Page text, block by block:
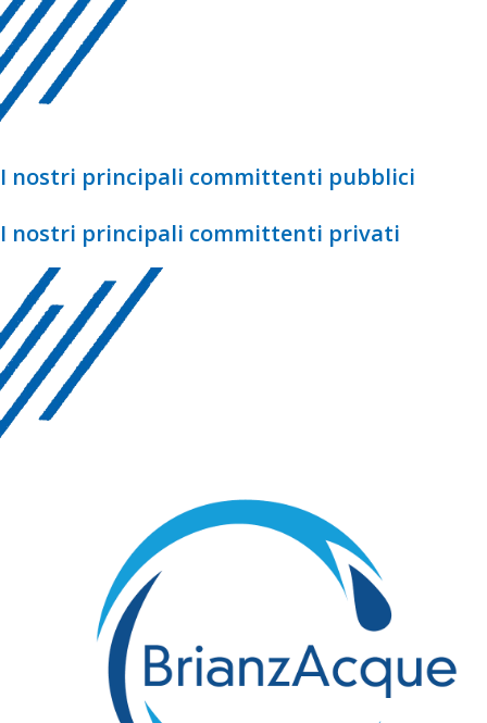
I nostri principali committenti pubblici
I nostri principali committenti privati